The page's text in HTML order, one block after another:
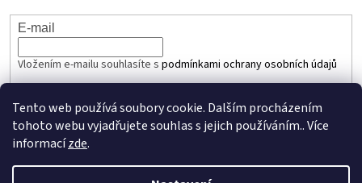
Tento web používá soubory cookie. Dalším procházením
tohoto webu vyjadřujete souhlas s jejich používáním.. Více
informacízde.
E-mail
Vložením e-mailu souhlasíte s podmínkami ochrany osobních údajů
PŘIHLÁSIT SE